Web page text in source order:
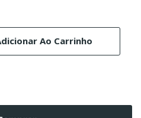
Ao Carrinho